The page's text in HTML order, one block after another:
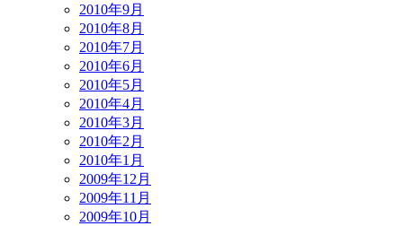
2010年9月
2010年8月
2010年7月
2010年6月
2010年5月
2010年4月
2010年3月
2010年2月
2010年1月
2009年12月
2009年11月
2009年10月